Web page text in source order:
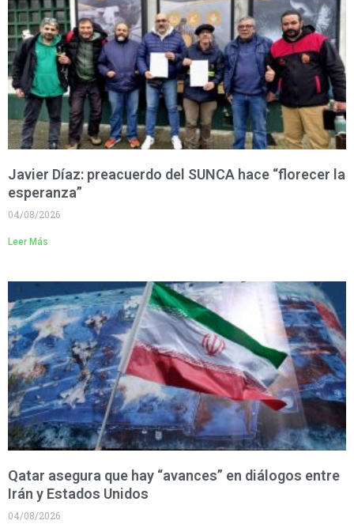
Javier Díaz: preacuerdo del SUNCA hace “florecer la
esperanza”
04/08/2026
Leer Más
Qatar asegura que hay “avances” en diálogos entre
Irán y Estados Unidos
04/08/2026